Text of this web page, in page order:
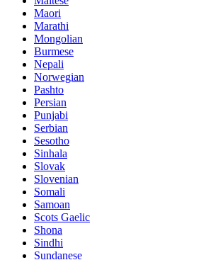
Maori
Marathi
Mongolian
Burmese
Nepali
Norwegian
Pashto
Persian
Punjabi
Serbian
Sesotho
Sinhala
Slovak
Slovenian
Somali
Samoan
Scots Gaelic
Shona
Sindhi
Sundanese